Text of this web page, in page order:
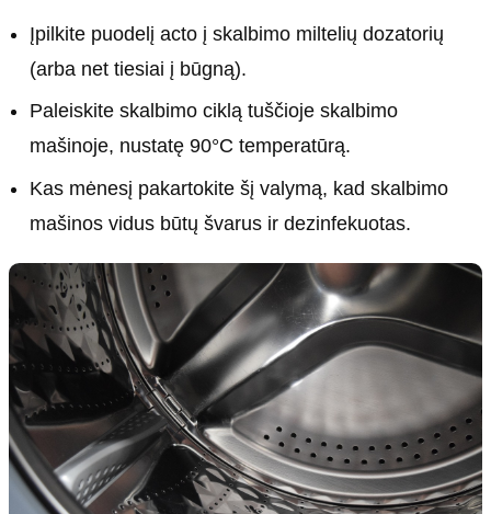
Įpilkite puodelį acto į skalbimo miltelių dozatorių
(arba net tiesiai į būgną).
Paleiskite skalbimo ciklą tuščioje skalbimo
mašinoje, nustatę 90°C temperatūrą.
Kas mėnesį pakartokite šį valymą, kad skalbimo
mašinos vidus būtų švarus ir dezinfekuotas.